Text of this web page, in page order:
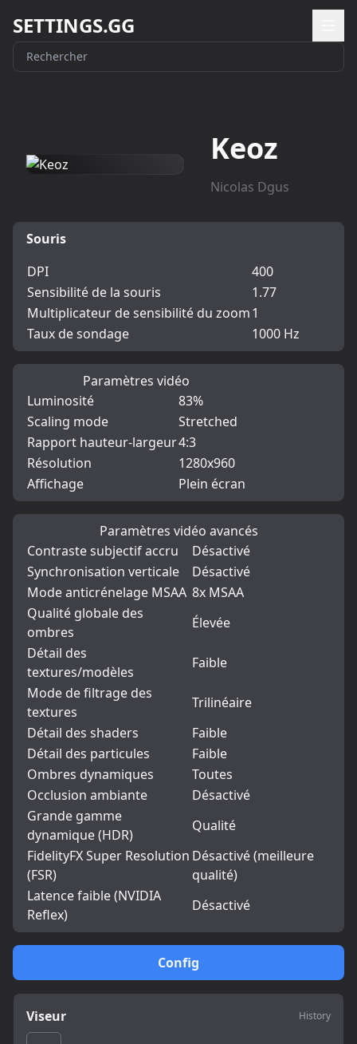
SETTINGS.GG
Keoz
Nicolas Dgus
Config
Viseur History
Souris
DPI
400
Sensibilité de la souris
1.77
Multiplicateur de sensibilité du zoom1
Taux de sondage
1000 Hz
Paramètres vidéo
Luminosité
83%
Scaling mode
Stretched
Rapport hauteur-largeur4:3
Résolution
1280x960
Affichage
Plein écran
Paramètres vidéo avancés
Contraste subjectif accru
Désactivé
Synchronisation verticale
Désactivé
Mode anticrénelage MSAA 8x MSAA
Qualité globale des
ombres
Élevée
Détail des
textures/modèles
Faible
Mode de filtrage des
textures
Trilinéaire
Détail des shaders
Faible
Détail des particules
Faible
Ombres dynamiques
Toutes
Occlusion ambiante
Désactivé
Grande gamme
dynamique (HDR)
Qualité
FidelityFX Super Resolution
(FSR)
Désactivé (meilleure
qualité)
Latence faible (NVIDIA
Reflex)
Désactivé